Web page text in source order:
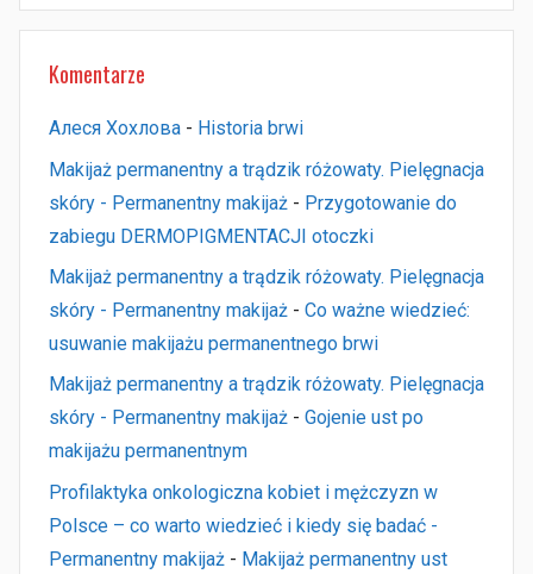
Komentarze
Алеся Хохлова - Historia brwi
Makijaż permanentny a trądzik różowaty. Pielęgnacja
skóry - Permanentny makijaż - Przygotowanie do
zabiegu DERMOPIGMENTACJI otoczki
Makijaż permanentny a trądzik różowaty. Pielęgnacja
skóry - Permanentny makijaż - Co ważne wiedzieć:
usuwanie makijażu permanentnego brwi
Makijaż permanentny a trądzik różowaty. Pielęgnacja
skóry - Permanentny makijaż - Gojenie ust po
makijażu permanentnym
Profilaktyka onkologiczna kobiet i mężczyzn w
Polsce – co warto wiedzieć i kiedy się badać -
Permanentny makijaż - Makijaż permanentny ust